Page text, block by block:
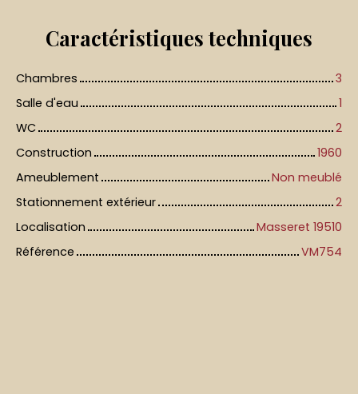
Caractéristiques techniques
Chambres
3
Salle d'eau
1
WC
2
Construction
1960
Ameublement
Non meublé
Stationnement extérieur
2
Localisation
Masseret 19510
Référence
VM754